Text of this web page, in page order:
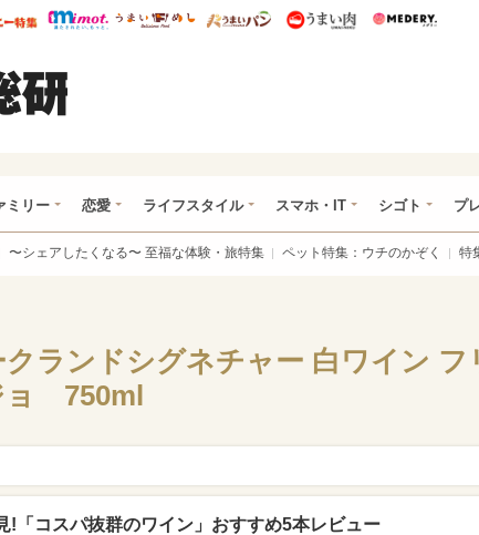
マ* ウレぴあ総研 ディズニー特集
mimot. うまいめし うまいパン うまい肉
ミリー 恋愛 ライフスタイル スマホ・IT シゴト プ
〜シェアしたくなる〜 至福な体験・旅特集 ペット特集：ウチのかぞく 特
クランドシグネチャー 白ワイン フ
ョ 750ml
!「コスパ抜群のワイン」おすすめ5本レビュー